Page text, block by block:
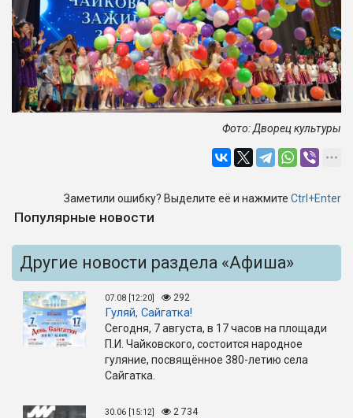
Фото: Дворец культуры
Заметили ошибку? Выделите её и нажмите Ctrl+Enter
Популярные новости
Другие новости раздела «Афиша»
07.08 [12:20] 292
Гуляй, Сайгатка!
Сегодня, 7 августа, в 17 часов на площади
П.И. Чайковского, состоится народное
гуляние, посвящённое 380-летию села
Сайгатка.
30.06 [15:12] 2 734